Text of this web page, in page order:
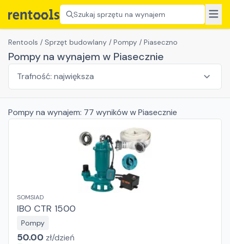
Szukaj sprzętu na wynajem
Rentools / Sprzęt budowlany / Pompy / Piaseczno
Pompy na wynajem w Piasecznie
Pompyna wynajem: 77 wynikóww Piasecznie
SOMSIAD
IBO CTR 1500
Pompy
50.00 zł/dzień